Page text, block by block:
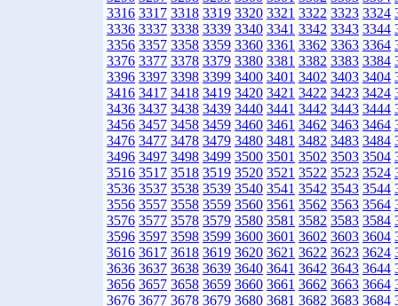
3316 3317 3318 3319 3320 3321 3322 3323 3324
3336 3337 3338 3339 3340 3341 3342 3343 3344
3356 3357 3358 3359 3360 3361 3362 3363 3364
3376 3377 3378 3379 3380 3381 3382 3383 3384
3396 3397 3398 3399 3400 3401 3402 3403 3404
3416 3417 3418 3419 3420 3421 3422 3423 3424
3436 3437 3438 3439 3440 3441 3442 3443 3444
3456 3457 3458 3459 3460 3461 3462 3463 3464
3476 3477 3478 3479 3480 3481 3482 3483 3484
3496 3497 3498 3499 3500 3501 3502 3503 3504
3516 3517 3518 3519 3520 3521 3522 3523 3524
3536 3537 3538 3539 3540 3541 3542 3543 3544
3556 3557 3558 3559 3560 3561 3562 3563 3564
3576 3577 3578 3579 3580 3581 3582 3583 3584
3596 3597 3598 3599 3600 3601 3602 3603 3604
3616 3617 3618 3619 3620 3621 3622 3623 3624
3636 3637 3638 3639 3640 3641 3642 3643 3644
3656 3657 3658 3659 3660 3661 3662 3663 3664
3676 3677 3678 3679 3680 3681 3682 3683 3684